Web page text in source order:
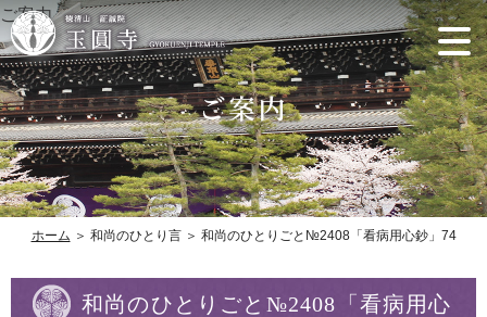
ご案内
ホーム ＞ 和尚のひとり言 ＞ 和尚のひとりごと№2408「看病用心鈔」74
和尚のひとりごと№2408「看病用心